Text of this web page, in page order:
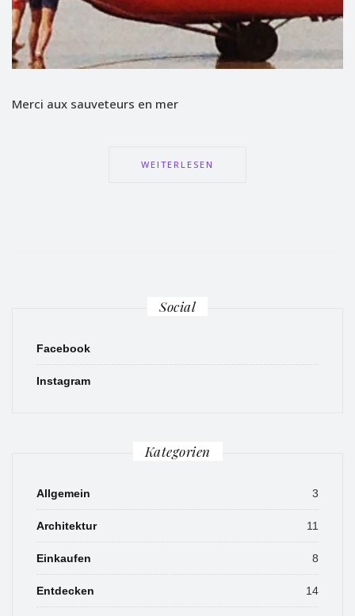
Merci aux sauveteurs en mer
WEITERLESEN
Social
Facebook
Instagram
Kategorien
Allgemein 3
Architektur 11
Einkaufen 8
Entdecken 14